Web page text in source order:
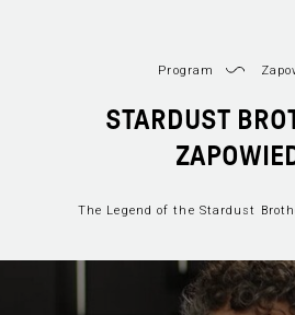
Program
STARDUST
The Legend of the Stardust